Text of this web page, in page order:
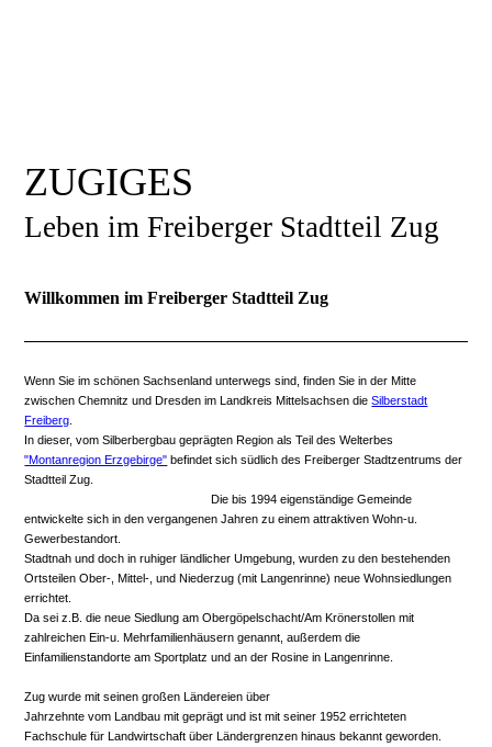
ZUGIGES
Leben im Freiberger Stadtteil Zug
Willkommen im Freiberger Stadtteil Zug
Wenn Sie im schönen Sachsenland unterwegs sind, finden Sie in der Mitte
zwischen Chemnitz und Dresden im Landkreis Mittelsachsen dieSilberstadt
Freiberg
In dieser, vom Silberbergbau geprägten Region als Teil des Welterbes
"Montanregion Erzgebirge" befindet sich südlich des Freiberger Stadtzentrums der
Stadtteil Zug.
Die bis 1994 eigenständige Gemeinde
entwickelte sich in den vergangenen Jahren zu einem attraktiven Wohn-u.
Gewerbestandort.
Stadtnah und doch in ruhiger ländlicher Umgebung, wurden zu den bestehenden
Ortsteilen Ober-, Mittel-, und Niederzug (mit Langenrinne) neue Wohnsiedlungen
errichtet.
Da sei z.B. die neue Siedlung am Obergöpelschacht/Am Krönerstollen mit
zahlreichen Ein-u. Mehrfamilienhäusern genannt, außerdem die
Einfamilienstandorte am Sportplatz und an der Rosine in Langenrinne.
Zug wurde mit seinen großen Ländereien über
Jahrzehnte vom Landbau mit geprägt und ist mit seiner 1952 errichteten
Fachschule für Landwirtschaft über Ländergrenzen hinaus bekannt geworden.